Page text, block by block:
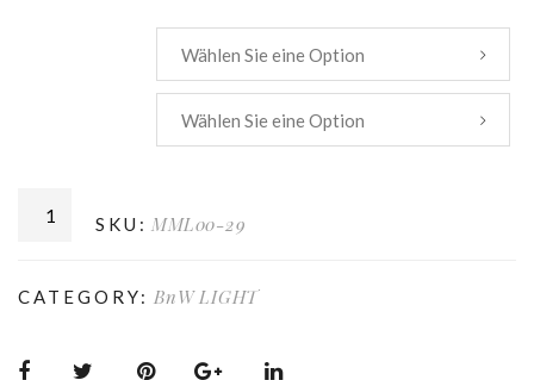
bis
419,67€
SKU: MML00-29
CATEGORY: BnW LIGHT